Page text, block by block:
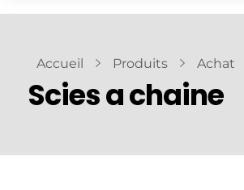
Accueil Produits Achat
Scies a chaine